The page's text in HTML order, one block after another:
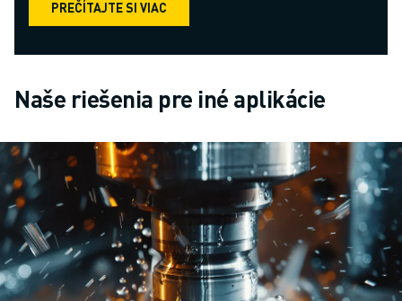
PREČÍTAJTE SI VIAC
Naše riešenia pre iné aplikácie